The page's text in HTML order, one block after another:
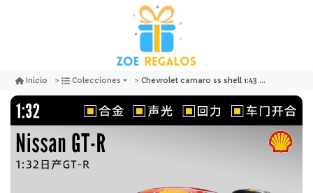
Inicio Colecciones Chevrolet camaro ss shell 1:43 - cca